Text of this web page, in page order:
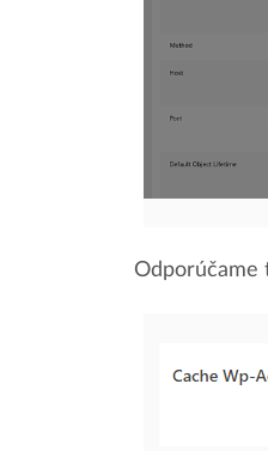
Odporúčame